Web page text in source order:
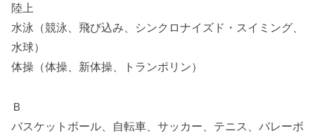
陸上
水泳（競泳、飛び込み、シンクロナイズド・スイミング、
水球）
体操（体操、新体操、トランポリン）
Ｂ
バスケットボール、自転車、サッカー、テニス、バレーボ